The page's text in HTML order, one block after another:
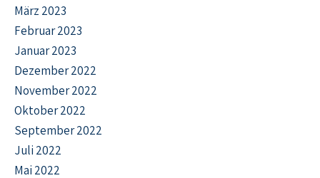
März 2023
Februar 2023
Januar 2023
Dezember 2022
November 2022
Oktober 2022
September 2022
Juli 2022
Mai 2022